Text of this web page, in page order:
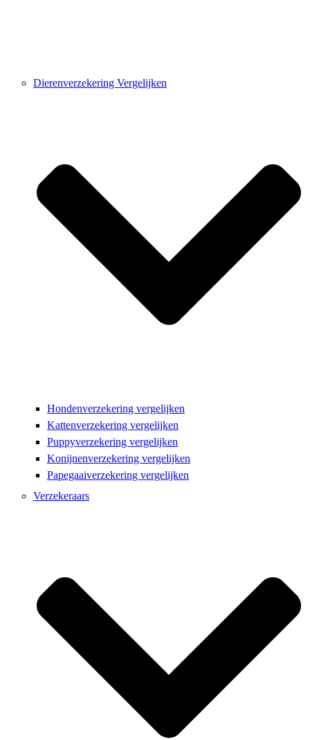
Dierenverzekering Vergelijken
Hondenverzekering vergelijken
Kattenverzekering vergelijken
Puppyverzekering vergelijken
Konijnenverzekering vergelijken
Papegaaiverzekering vergelijken
Verzekeraars